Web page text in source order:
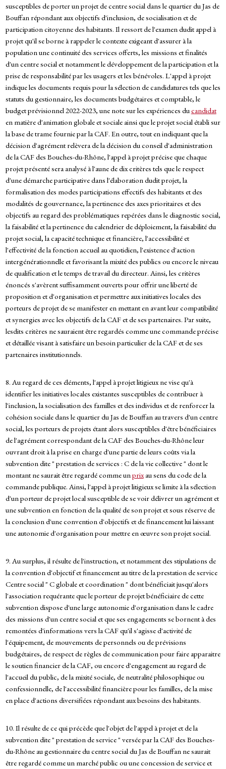
susceptibles de porter un projet de centre social dans le quartier du Jas de
Bouffan répondant aux objectifs d'inclusion, de socialisation et de
participation citoyenne des habitants. Il ressort de l'examen dudit appel à
projet qu'il se borne à rappeler le contexte exigeant d'assurer à la
population une continuité des services offerts, les missions et finalités
d'un centre social et notamment le développement de la participation et la
prise de responsabilité par les usagers et les bénévoles. L'appel à projet
indique les documents requis pour la sélection de candidatures tels que les
statuts du gestionnaire, les documents budgétaires et comptable, le
budget prévisionnel 2022-2023, une note sur les expériences ducandidat
en matière d'animation globale et sociale ainsi que le projet social établi sur
la base de trame fournie par la CAF. En outre, tout en indiquant que la
décision d'agrément relèvera de la décision du conseil d'administration
de la CAF des Bouches-du-Rhône, l'appel à projet précise que chaque
projet présenté sera analysé à l'aune de dix critères tels que le respect
d'une démarche participative dans l'élaboration dudit projet, la
formalisation des modes participations effectifs des habitants et des
modalités de gouvernance, la pertinence des axes prioritaires et des
objectifs au regard des problématiques repérées dans le diagnostic social,
la faisabilité et la pertinence du calendrier de déploiement, la faisabilité du
projet social, la capacité technique et financière, l'accessibilité et
l'effectivité de la fonction accueil au quotidien, l'existence d'action
intergénérationnelle et favorisant la mixité des publics ou encore le niveau
de qualification et le temps de travail du directeur. Ainsi, les critères
énoncés s'avèrent suffisamment ouverts pour offrir une liberté de
proposition et d'organisation et permettre aux initiatives locales des
porteurs de projet de se manifester en mettant en avant leur compatibilité
et synergies avec les objectifs de la CAF et de ses partenaires. Par suite,
lesdits critères ne sauraient être regardés comme une commande précise
et détaillée visant à satisfaire un besoin particulier de la CAF et de ses
partenaires institutionnels.
8. Au regard de ces éléments, l'appel à projet litigieux ne vise qu'à
identifier les initiatives locales existantes susceptibles de contribuer à
l'inclusion, la socialisation des familles et des individus et de renforcer la
cohésion sociale dans le quartier du Jas de Bouffan au travers d'un centre
social, les porteurs de projets étant alors susceptibles d'être bénéficiaires
de l'agrément correspondant de la CAF des Bouches-du-Rhône leur
ouvrant droit à la prise en charge d'une partie de leurs coûts via la
subvention dite " prestation de services : C de la vie collective " dont le
montant ne saurait être regardé comme unprixau sens du code de la
commande publique. Ainsi, l'appel à projet litigieux se limite à la sélection
d'un porteur de projet local susceptible de se voir délivrer un agrément et
une subvention en fonction de la qualité de son projet et sous réserve de
la conclusion d'une convention d'objectifs et de financement lui laissant
une autonomie d'organisation pour mettre en œuvre son projet social.
9. Au surplus, il résulte de l'instruction, et notamment des stipulations de
la convention d'objectif et financement au titre de la prestation de service
Centre social " C globale et coordination " dont bénéficiait jusqu'alors
l'association requérante que le porteur de projet bénéficiaire de cette
subvention dispose d'une large autonomie d'organisation dans le cadre
des missions d'un centre social et que ses engagements se bornent à des
remontées d'informations vers la CAF qu'il s'agisse d'activité de
l'équipement, de mouvements de personnels ou de prévisions
budgétaires, de respect de règles de communication pour faire apparaitre
le soutien financier de la CAF, ou encore d'engagement au regard de
l'accueil du public, de la mixité sociale, de neutralité philosophique ou
confessionnelle, de l'accessibilité financière pour les familles, de la mise
en place d'actions diversifiées répondant aux besoins des habitants.
10. Il résulte de ce qui précède que l'objet de l'appel à projet et de la
subvention dite " prestation de service " versée par la CAF des Bouches-
du-Rhône au gestionnaire du centre social du Jas de Bouffan ne saurait
être regardé comme un marché public ou une concession de service et